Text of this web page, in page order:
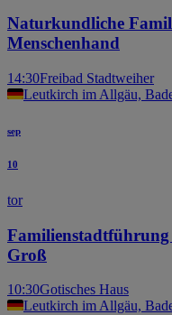
Naturkundliche
Menschenhand
14:30Freibad Stadtweiher
Leutkirch im Allgäu,
sep
10
tor
Groß
10:30Gotisches Haus
Leutkirch im Allgäu,